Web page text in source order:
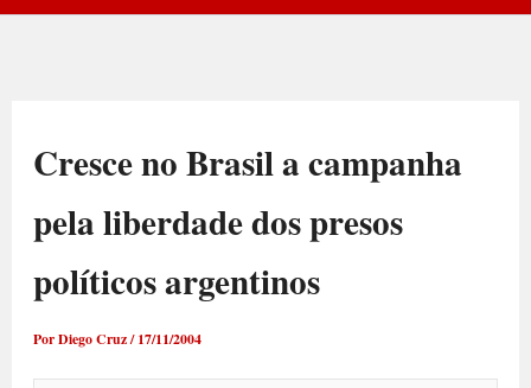
Cresce no Brasil a campanha
pela liberdade dos presos
políticos argentinos
PorDiego Cruz/17/11/2004